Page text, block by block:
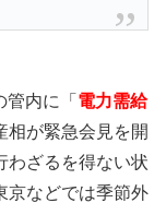
内に「 電力需給
相が緊急会見を開
わざるを得ない状
京などでは季節外